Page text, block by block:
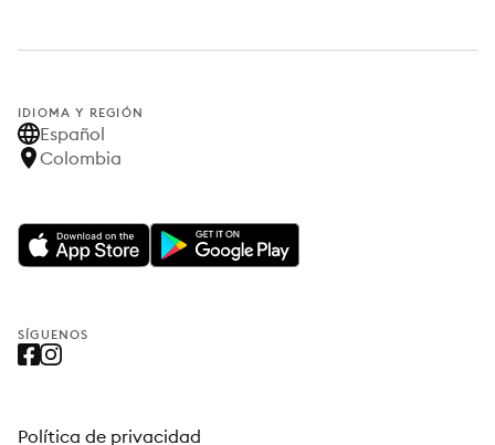
IDIOMA Y REGIÓN
Español
Colombia
SÍGUENOS
Política de privacidad